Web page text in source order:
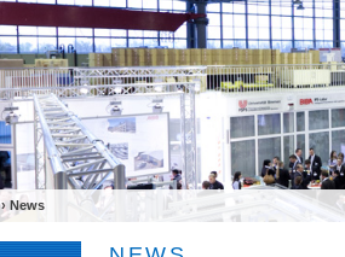
› News